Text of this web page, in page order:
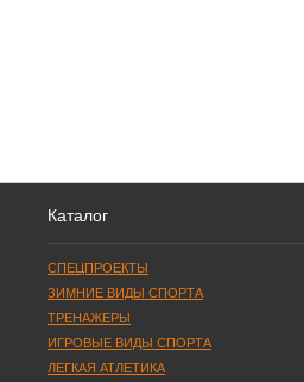
Каталог
СПЕЦПРОЕКТЫ
ЗИМНИЕ ВИДЫ СПОРТА
ТРЕНАЖЕРЫ
ИГРОВЫЕ ВИДЫ СПОРТА
ЛЕГКАЯ АТЛЕТИКА